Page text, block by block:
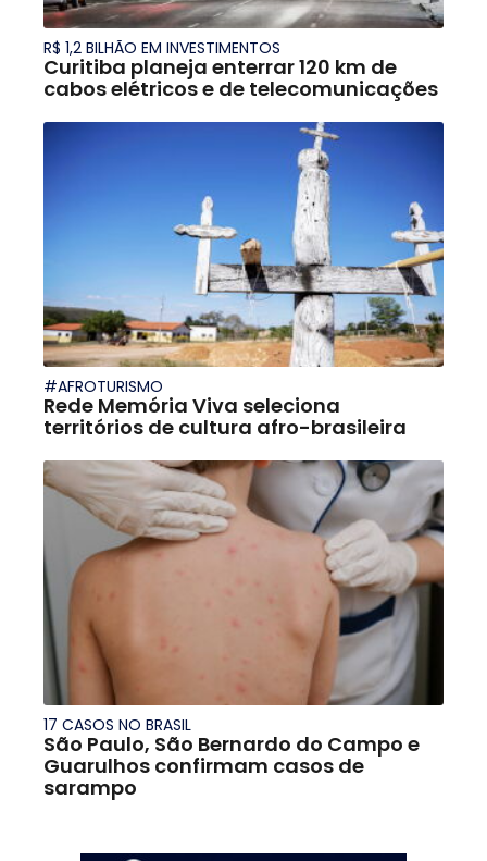
R$ 1,2 BILHÃO EM INVESTIMENTOS
Curitiba planeja enterrar 120 km de
cabos elétricos e de telecomunicações
#AFROTURISMO
Rede Memória Viva seleciona
territórios de cultura afro-brasileira
17 CASOS NO BRASIL
São Paulo, São Bernardo do Campo e
Guarulhos confirmam casos de
sarampo